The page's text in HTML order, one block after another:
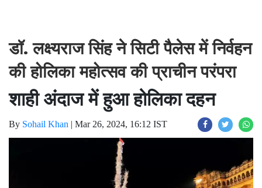
डॉ. लक्ष्यराज सिंह ने सिटी पैलेस में निर्वहन
की होलिका महोत्सव की प्राचीन परंपरा
शाही अंदाज में हुआ होलिका दहन
By Sohail Khan | Mar 26, 2024, 16:12 IST